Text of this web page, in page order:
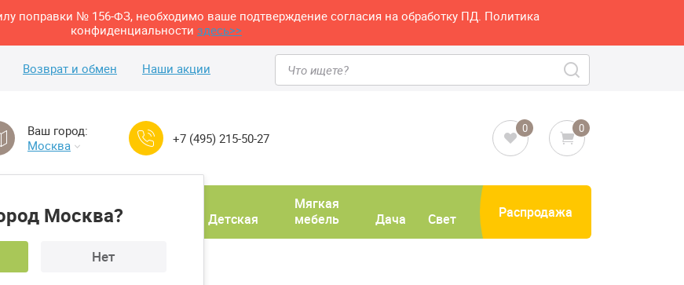
поправки № 156-ФЗ, необходимо ваше подтверждение согласия на обработку ПД. Политика
конфиденциальности здесь>>
Возврат и обмен Наши акции
Ваш город:
Москва
Москва?
Нет
+7 (495) 215-50-27
0 0
кабинет
Детская
Мягкая
мебель
Дача Свет Распродажа